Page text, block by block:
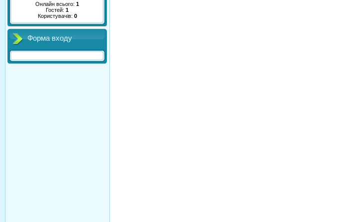
Онлайн всього: 1
Гостей: 1
Користувачів: 0
Форма входу